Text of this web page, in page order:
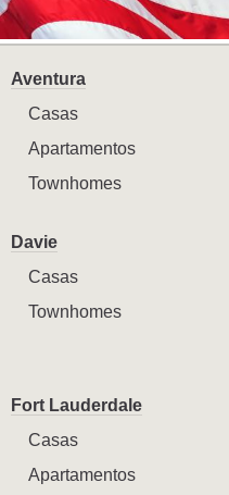
Aventura
Casas
Apartamentos
Townhomes
Davie
Casas
Townhomes
Fort Lauderdale
Casas
Apartamentos